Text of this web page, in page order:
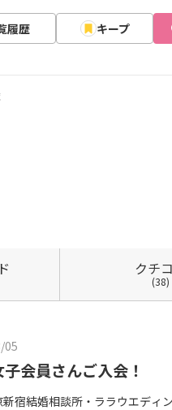
履歴 キープ
クチ
(38)
05
会員さんご入会！
宿結婚相談所・ララウエディ